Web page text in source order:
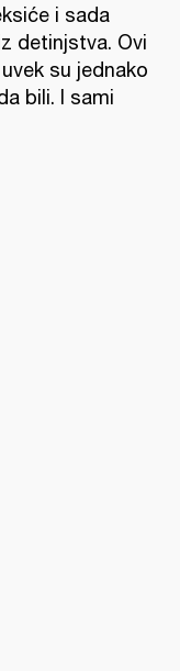
i sada
detinjstva. Ovi
su jednako
bili. I sami